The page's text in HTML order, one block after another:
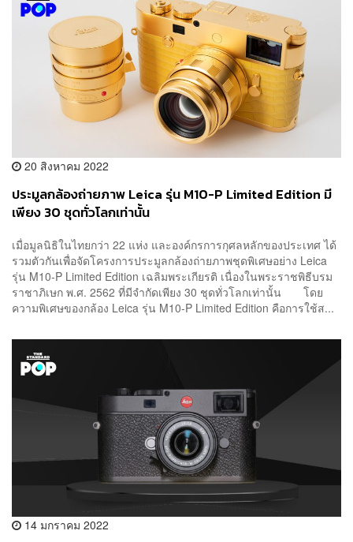
20 สิงหาคม 2022
ประมูลกล้องถ่ายภาพ Leica รุ่น M10-P Limited Edition มี
เพียง 30 ชุดทั่วโลกเท่านั้น
เมื่อมูลนิธิในไทยกว่า 22 แห่ง และองค์กรการกุศลหลักของประเทศ ได้
รวมตัวกันเพื่อจัดโครงการประมูลกล้องถ่ายภาพชุดพิเศษอย่าง Leica
รุ่น M10-P Limited Edition เฉลิมพระเกียรติ เนื่องในพระราชพิธีบรม
ราชาภิเษก พ.ศ. 2562 ที่มีจำกัดเพียง 30 ชุดทั่วโลกเท่านั้น โดย
ความพิเศษของกล้อง Leica รุ่น M10-P Limited Edition คือการใช้ส...
14 มกราคม 2022